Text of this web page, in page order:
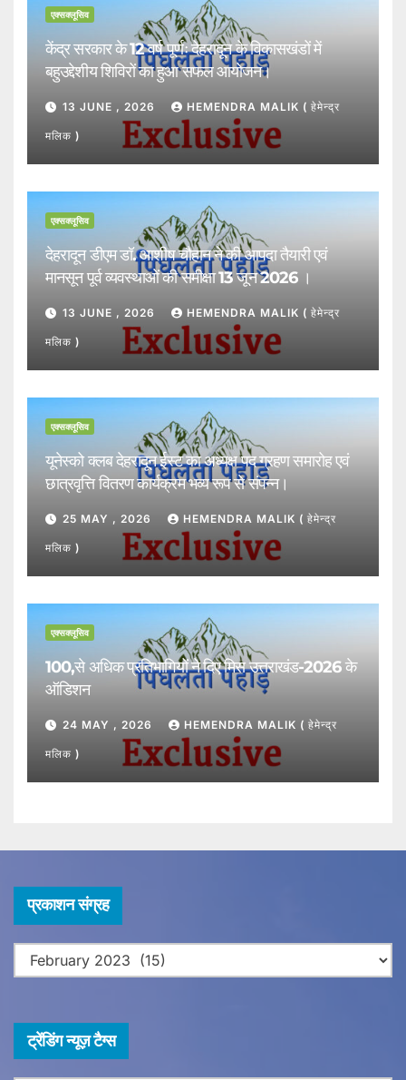
एक्सक्लूसिव
केंद्र सरकार के 12 वर्ष पूर्णः देहरादून के विकासखंडों में
बहुउद्देशीय शिविरों का हुआ सफल आयोजन।
13 JUNE , 2026 HEMENDRA MALIK ( हेमेन्द्र
मलिक )
एक्सक्लूसिव
देहरादून डीएम डॉ. आशीष चौहान ने की आपदा तैयारी एवं
मानसून पूर्व व्यवस्थाओं की समीक्षा 13 जून 2026 ।
13 JUNE , 2026 HEMENDRA MALIK ( हेमेन्द्र
मलिक )
एक्सक्लूसिव
यूनेस्को क्लब देहरादून ईस्ट का अध्यक्ष पद ग्रहण समारोह एवं
छात्रवृत्ति वितरण कार्यक्रम भव्य रूप से संपन्न।
25 MAY , 2026 HEMENDRA MALIK ( हेमेन्द्र
मलिक )
एक्सक्लूसिव
100,से अधिक प्रतिभागियों ने दिए मिस उत्तराखंड-2026 के
ऑडिशन
24 MAY , 2026 HEMENDRA MALIK ( हेमेन्द्र
मलिक )
प्रकाशन संग्रह
का
श
न
ह
ट्रेंडिंग न्यूज़ टैग्स